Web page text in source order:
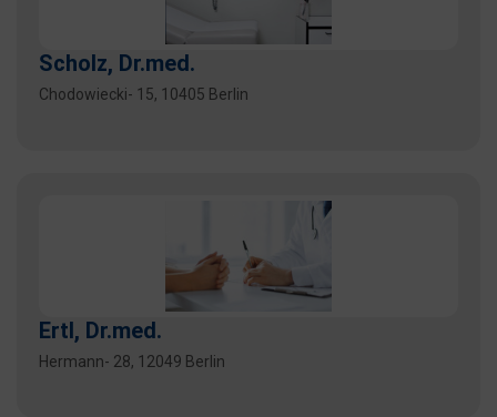
Scholz, Dr.med.
Chodowiecki- 15, 10405 Berlin
Ertl, Dr.med.
Hermann- 28, 12049 Berlin